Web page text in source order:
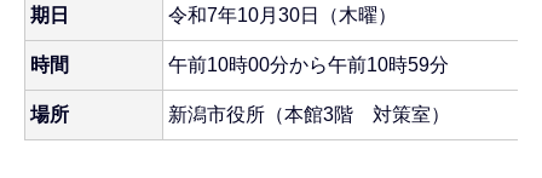
期日 令和7年10月30日（木曜）
時間 午前10時00分から午前10時59分
場所 新潟市役所（本館3階 対策室）